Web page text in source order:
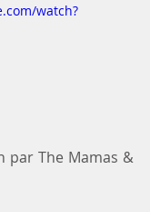
watch?
par The Mamas &